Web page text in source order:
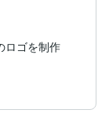
ロゴを制作
ださい✨